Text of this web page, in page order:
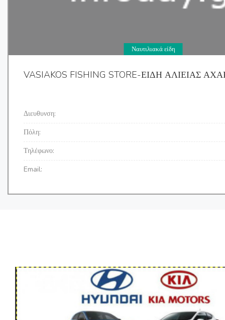
Ναυτιλιακά είδη
VASIAKOS FISHING STORE-ΕΙΔΗ ΑΛΙΕΙΑΣ
Διευθυνση:
Πόλη:
Τηλέφωνο:
Email: